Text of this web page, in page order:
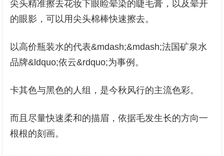
尖头精准擦去花妆下眼睑晕染的睫毛膏，以及晕开
的眼影，可以用尖头棉棒快速擦去。
以高价瓶装水的代表&mdash;&mdash;法国矿泉水
品牌&ldquo;依云&rdquo;为事例。
卡其色与黑色的人组，是今秋风行的主流色彩。
而且尽量快速柔和的描眉，依据毛发生长的方向一
根根的刻画。